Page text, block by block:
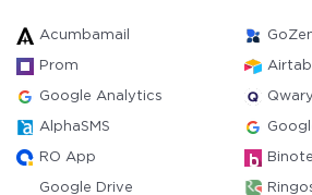
Acumbamail
Prom
Google Analytics Qwary
AlphaSMS
RO App Binotel
Google Drive